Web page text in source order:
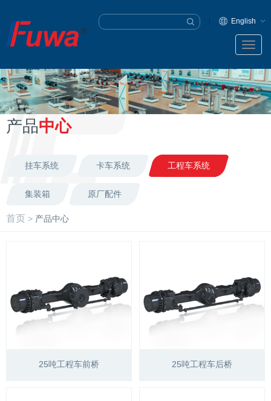
English
产品中心
挂车系统 卡车系统 工程车系统
集装箱 原厂配件
首页 > 产品中心
25吨工程车前桥 25吨工程车后桥